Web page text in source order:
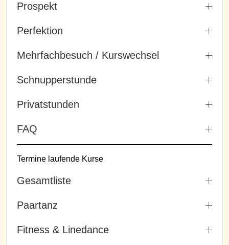
Prospekt
Perfektion
Mehrfachbesuch / Kurswechsel
Schnupperstunde
Privatstunden
FAQ
Termine laufende Kurse
Gesamtliste
Paartanz
Fitness & Linedance